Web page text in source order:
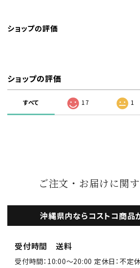
ショップの評価
ショップの評価
すべて 17 1
ご注文・お届けに関
沖縄県内ならコストコ商品
受付時間 送料
受付時間：10:00〜20:00 定休日：